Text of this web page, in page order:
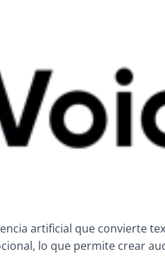
artificial que convierte
lo que permite crear